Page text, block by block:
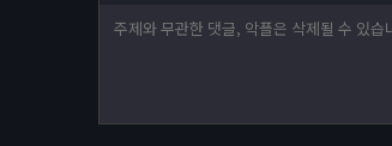
사이트 이전안내